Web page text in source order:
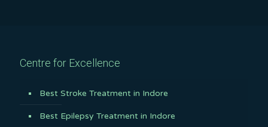
Centre for Excellence
Best Stroke Treatment in Indore
Best Epilepsy Treatment in Indore